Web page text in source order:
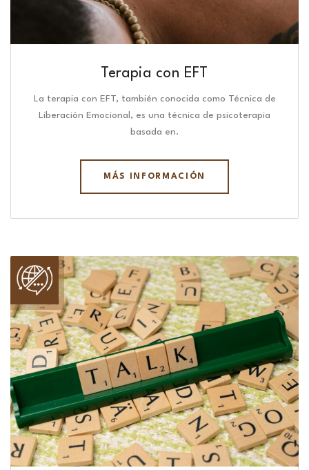
Terapia con EFT
La terapia con EFT, también conocida como Técnica de
Liberación Emocional, es una técnica de psicoterapia
basada en.
MÁS INFORMACIÓN